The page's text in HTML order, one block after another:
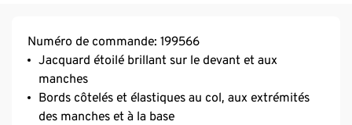
Numéro de commande: 199566
Jacquard étoilé brillant sur le devant et aux
manches
Bords côtelés et élastiques au col, aux extrémités
des manches et à la base